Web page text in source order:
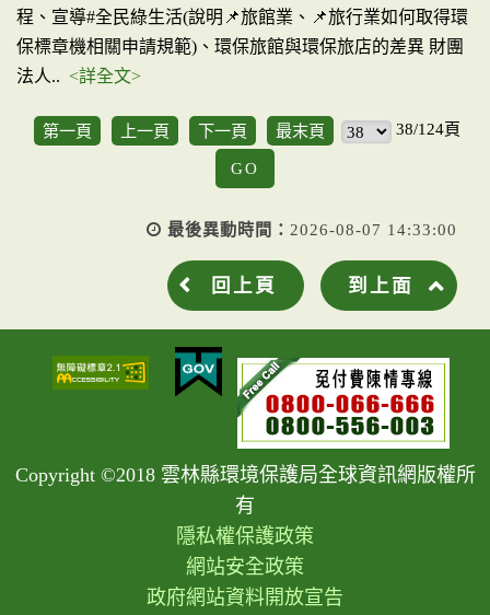
程、宣導#全民綠生活(說明📌旅館業、📌旅行業如何取得環
保標章機相關申請規範)、環保旅館與環保旅店的差異 財團
法人.. <詳全文>
第一頁 上一頁 下一頁 最末頁
38/124頁
GO
最後異動時間： 2026-08-07 14:33:00
回上頁 到上面
Copyright ©2018 雲林縣環境保護局全球資訊網版權所
有
隱私權保護政策
網站安全政策
政府網站資料開放宣告